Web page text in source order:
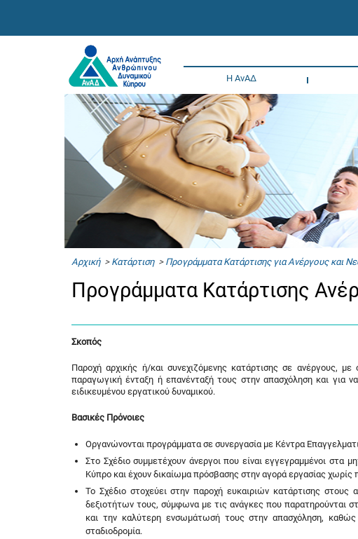
Η ΑνΑΔ
Αρχική> Κατάρτιση> Προγράμματα Κατάρτισης για Ανέργους και
Προγράμματα Κατάρτισης
Σκοπός
Παροχή αρχικής ή/και συνεχιζόμενης κατάρτισης σε ανέργους,
παραγωγική ένταξη ή επανένταξή τους στην απασχόληση και για
ειδικευμένου εργατικού δυναμικού.
Βασικές Πρόνοιες
Οργανώνονται προγράμματα σε συνεργασία με Κέντρα
Στο Σχέδιο συμμετέχουν άνεργοι που είναι εγγεγραμμένοι
Κύπρο και έχουν δικαίωμα πρόσβασης στην αγορά εργασίας χωρίς
Το Σχέδιο στοχεύει στην παροχή ευκαιριών κατάρτισης
δεξιοτήτων τους, σύμφωνα με τις ανάγκες που παρατηρούνται
και την καλύτερη ενσωμάτωσή τους στην απασχόληση,
σταδιοδρομία.